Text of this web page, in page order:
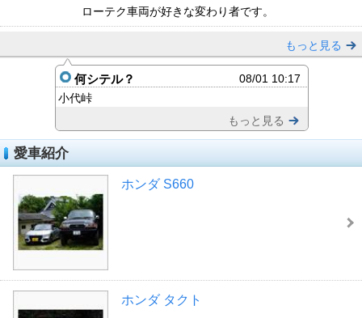
ローテク車両が好きな変わり者です。
もっと見る
何シテル？
08/01 10:17
小代峠
もっと見る
愛車紹介
ホンダ S660
ホンダ タクト